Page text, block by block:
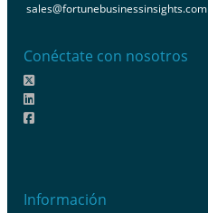
sales@fortunebusinessinsights.com
Conéctate con nosotros
Información